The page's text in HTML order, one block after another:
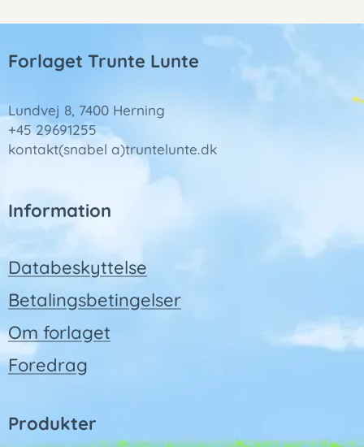
Forlaget Trunte Lunte
Lundvej 8, 7400 Herning
+45 29691255
kontakt(snabel a)truntelunte.dk
Information
Databeskyttelse
Betalingsbetingelser
Om forlaget
Foredrag
Produkter